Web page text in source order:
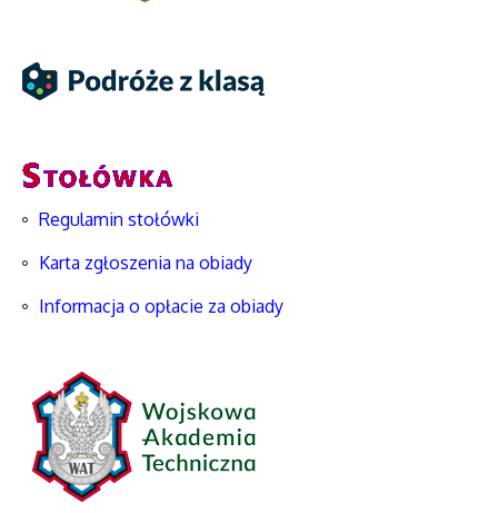
Regulamin stołówki
Karta zgłoszenia na obiady
Informacja o opłacie za obiady